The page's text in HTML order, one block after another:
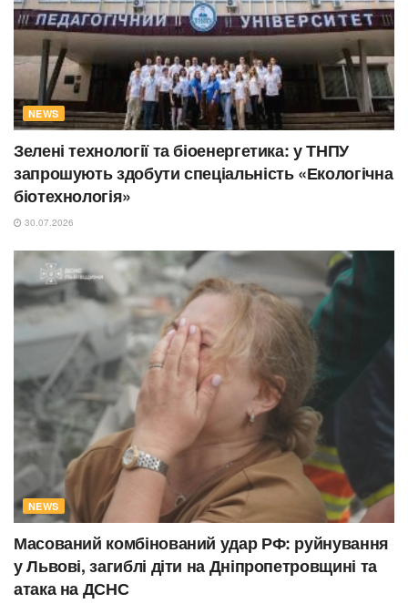
NEWS
Зелені технології та біоенергетика: у ТНПУ
запрошують здобути спеціальність «Екологічна
біотехнологія»
30.07.2026
NEWS
Масований комбінований удар РФ: руйнування
у Львові, загиблі діти на Дніпропетровщині та
атака на ДСНС